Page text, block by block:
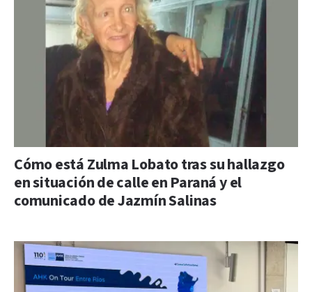
Cómo está Zulma Lobato tras su hallazgo
en situación de calle en Paraná y el
comunicado de Jazmín Salinas